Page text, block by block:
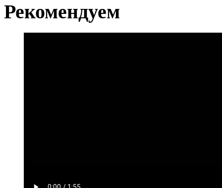
Рекомендуем